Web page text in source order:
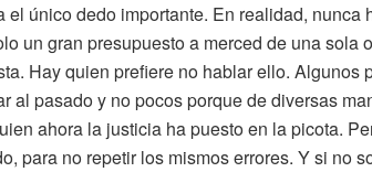
único dedo importante. En realidad, nunca
un gran presupuesto a merced de una sola
Hay quien prefiere no hablar ello. Algunos
al pasado y no pocos porque de diversas
ahora la justicia ha puesto en la picota.
para no repetir los mismos errores. Y si no